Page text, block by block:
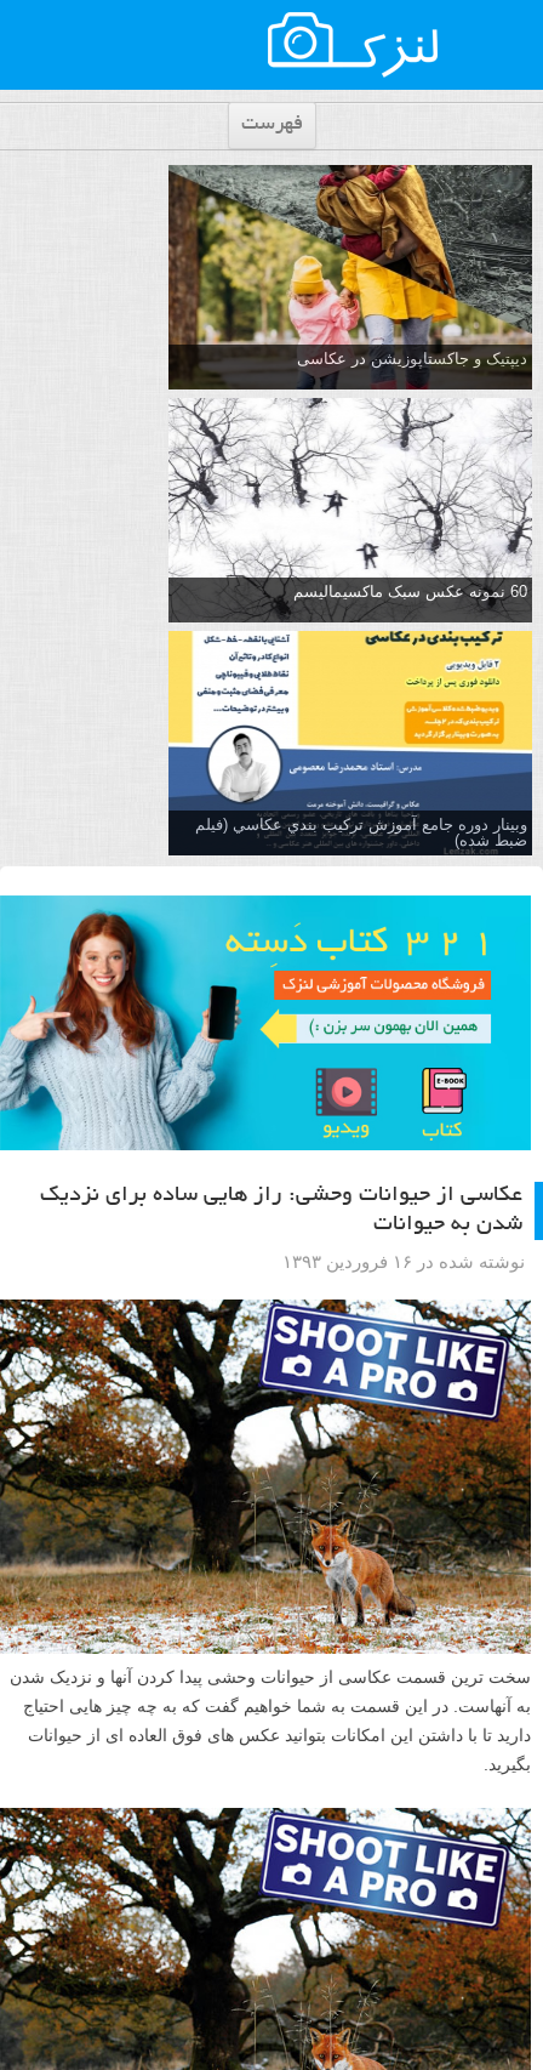
فهرست
دیپتیک و جاکستا‌پوزیشن در عکاسی
60 نمونه عکس سبک ماکسیمالیسم
وبینار دوره جامع آموزش تركيب بندي عكاسي (فیلم
ضبط شده)
عکاسی از حیوانات وحشی: راز هایی ساده برای نزدیک
شدن به حیوانات
نوشته شده در ۱۶ فروردین ۱۳۹۳
سخت ترین قسمت عکاسی از حیوانات وحشی پیدا کردن آنها و نزدیک شدن
به آنهاست. در این قسمت به شما خواهیم گفت که به چه چیز هایی احتیاج
دارید تا با داشتن این امکانات بتوانید عکس های فوق العاده ای از حیوانات
بگیرید.